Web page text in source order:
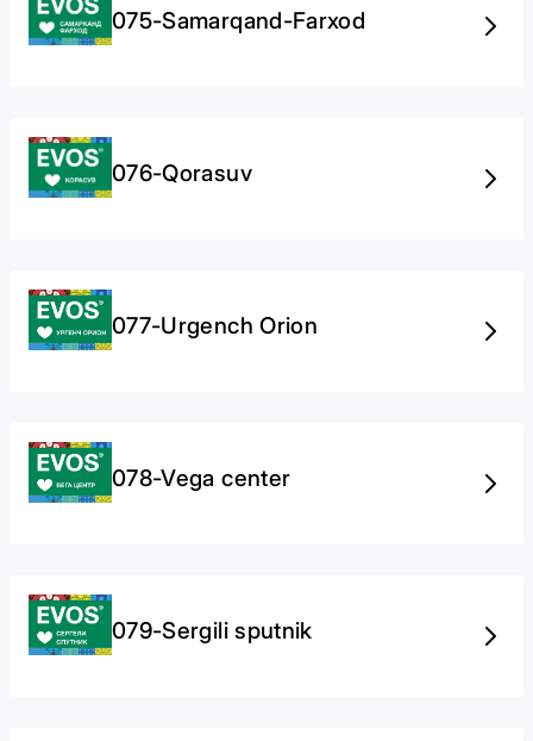
075-Samarqand-Farxod
076-Qorasuv
077-Urgench Orion
078-Vega center
079-Sergili sputnik